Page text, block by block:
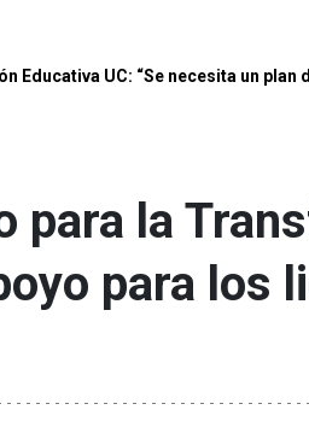
Educativa UC: “Se necesita un
para la
para los